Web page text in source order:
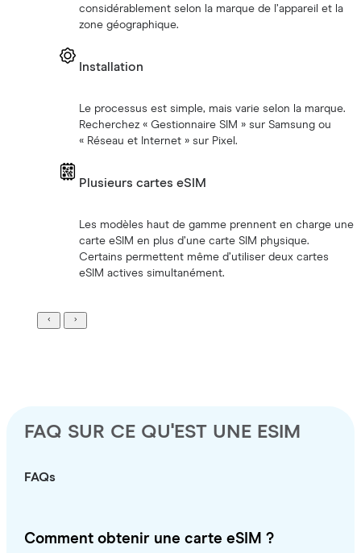
considérablement selon la marque de l’appareil et la
zone géographique.
Installation
Le processus est simple, mais varie selon la marque.
Recherchez « Gestionnaire SIM » sur Samsung ou
« Réseau et Internet » sur Pixel.
Plusieurs cartes eSIM
Les modèles haut de gamme prennent en charge une
carte eSIM en plus d’une carte SIM physique.
Certains permettent même d’utiliser deux cartes
eSIM actives simultanément.
FAQ SUR CE QU'EST UNE ESIM
FAQs
Comment obtenir une carte eSIM ?